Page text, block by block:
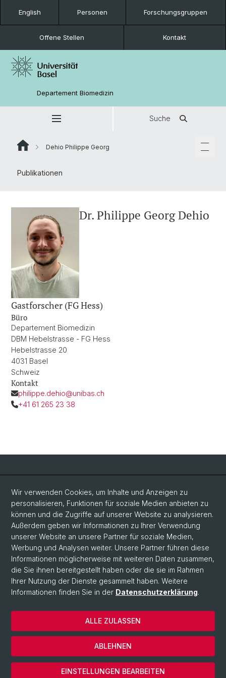
English Personen Forschungsgruppen
Offene Stellen Kontakt
Departement Biomedizin
Suche
Dehio Philippe Georg
Publikationen
Dr. Philippe Georg Dehio
Gastforscher (FG Hess)
Büro
Departement Biomedizin
DBM Hebelstrasse - FG Hess
Hebelstrasse 20
4031 Basel
Schweiz
Kontakt
philippe.dehio@unibas.ch
+41 61 265 23 38
Social Media
LinkedIn
Bluesky
Vimeo
© Universität Basel
Datenschutzerklärung
Wir verwenden Cookies, um Inhalte und Anzeigen zu
personalisieren, Funktionen für soziale Medien anbieten zu
können und die Zugriffe auf unserer Website zu analysieren.
Außerdem geben wir Informationen zu Ihrer Verwendung
unserer Website an unsere Partner für soziale Medien,
Werbung und Analysen weiter. Unsere Partner führen diese
Informationen möglicherweise mit weiteren Daten zusammen,
die Sie ihnen bereitgestellt haben oder die sie im Rahmen
Ihrer Nutzung der Dienste gesammelt haben. Weitere
Informationen finden Sie in der Datenschutzerklärung.
EINSTELLUNGEN BEARBEITEN
ABLEHNEN
ALLE ZULASSEN